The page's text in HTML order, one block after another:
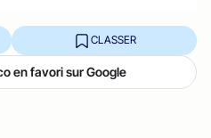
CLASSER
en favori sur Google